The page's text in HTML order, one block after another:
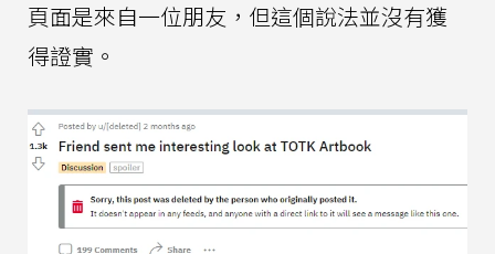
頁面是來自一位朋友，但這個說法並沒有獲
得證實。